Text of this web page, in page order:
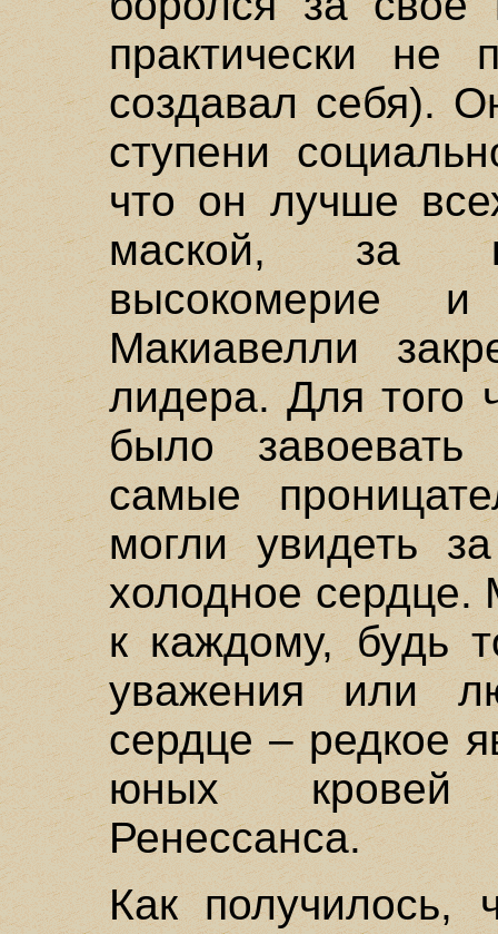
практически не
создавал себя).
ступени
что он лучше
маской, за
высокомерие
Макиавелли
лидера. Для того
было завоевать
самые
могли увидеть
холодное сердце.
к каждому, будь
уважения или
сердце – редкое
юных кровей
Ренессанса.
Как получилось,